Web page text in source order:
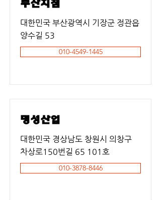
부산지점
대한민국 부산광역시 기장군 정관읍
양수길 53
010-4549-1445
명성산업
대한민국 경상남도 창원시 의창구
차상로150번길 65 101호
010-3878-8446